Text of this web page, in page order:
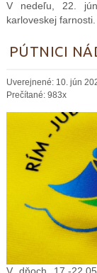
V nedeľu, 22.
karloveskej farnosti.
PÚTNICI
Uverejnené: 10. jún
Prečítané: 983x